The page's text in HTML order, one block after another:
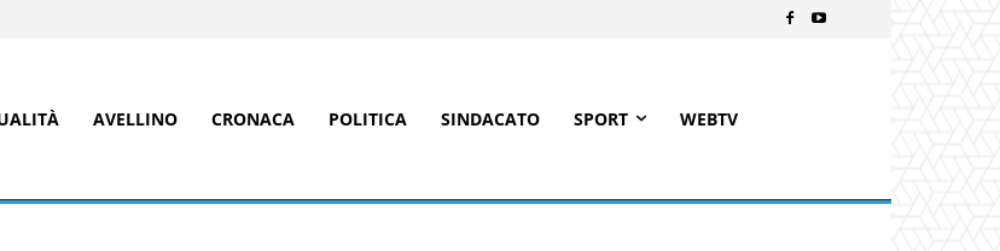
AVELLINO CRONACA POLITICA SINDACATO SPORT WEBTV